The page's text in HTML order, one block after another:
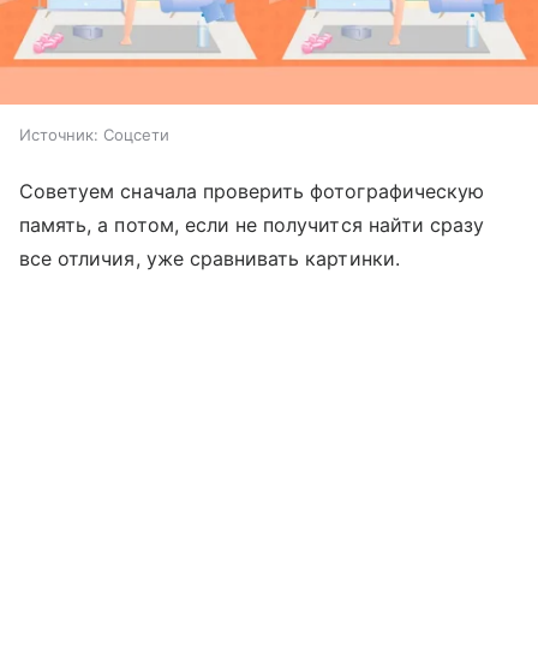
Источник: Соцсети
Советуем сначала проверить фотографическую
память, а потом, если не получится найти сразу
все отличия, уже сравнивать картинки.